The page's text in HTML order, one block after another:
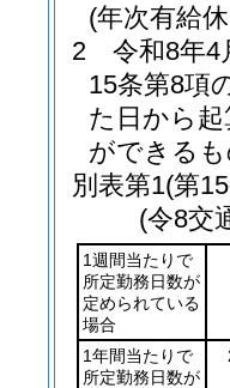
(年次有給
2
令和8年
15条第8項
た日から
ができる
別表第1(第
(令8交
1週間当たりで
所定勤務日数が
定められている
場合
1年間当たりで
所定勤務日数が